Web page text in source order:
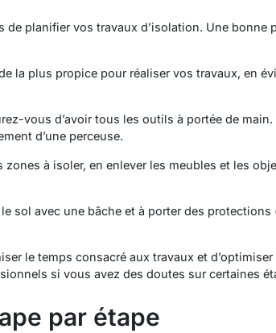
planifier vos travaux d’isolation. Une bonne
la plus propice pour réaliser vos travaux, en
vous d’avoir tous les outils à portée de main.
d’une perceuse.
zones à isoler, en enlever les meubles et les
sol avec une bâche et à porter des
le temps consacré aux travaux et
si vous avez des doutes sur certaines
par étape